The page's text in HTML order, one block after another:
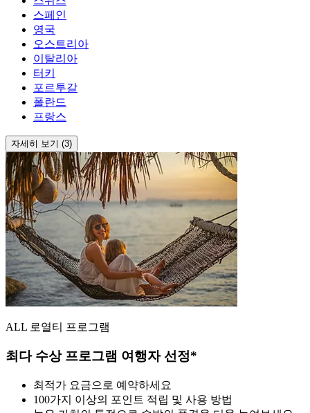
스페인
영국
오스트리아
이탈리아
터키
포르투갈
폴란드
프랑스
자세히 보기 (3)
ALL 로열티 프로그램
최다 수상 프로그램 여행자 선정*
최적가 요금으로 예약하세요
100가지 이상의 포인트 적립 및 사용 방법